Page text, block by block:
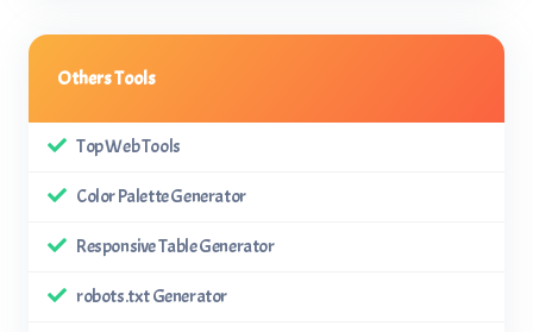
Others Tools
Top Web Tools
Color Palette Generator
Responsive Table Generator
robots.txt Generator